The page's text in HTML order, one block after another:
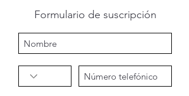
Formulario de suscripción